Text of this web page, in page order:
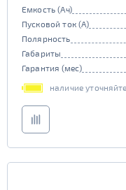
Емкость (Ач)
Пусковой ток (А)
Полярность
Габариты
Гарантия (мес)
наличие